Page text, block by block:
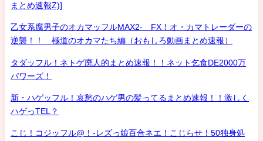
まとめ速報Z)]
乙女系腐男子のオカマッフルMAX2- FX！オ・カマトレーダーの
逆襲！！ 極道のオカマたち編（おもしろ動画まとめ速報）
タダッフル！ネトゲ廃人的まとめ速報！！ネット乞食DE2000万
パワーズ！
新・ハゲッフル！哀愁のハゲ男の髪ってるまとめ速報！！激しく
ハゲっTEL？
こじ！コジッフル@！-レズっ娘百合ネエ！こじらせ！50独身処